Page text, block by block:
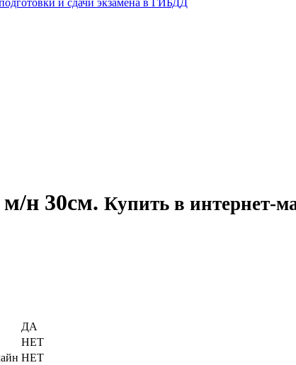
и сдачи экзамена в ГИБДД
н 30см. Купить в интернет-
ДА
НЕТ
НЕТ